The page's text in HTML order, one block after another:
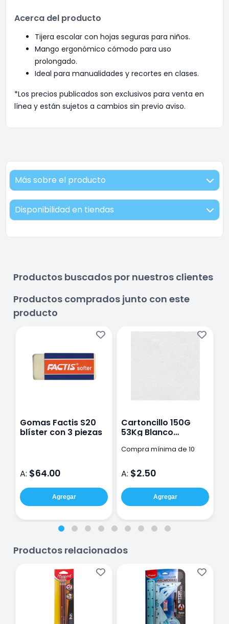
Acerca del producto
Tijera escolar con hojas seguras para niños.
Mango ergonómico cómodo para uso
prolongado.
Ideal para manualidades y recortes en clases.
*Los precios publicados son exclusivos para venta en
línea y están sujetos a cambios sin previo aviso.
Más sobre el producto
Disponibilidad en tiendas
Productos buscados por nuestros clientes
Productos comprados junto con este
producto
Gomas Factis S20
blíster con 3 piezas
A: $64.00
Agregar
Cartoncillo 150G
53Kg Blanco
Compra mínima de 10
A: $2.50
Agregar
Productos relacionados